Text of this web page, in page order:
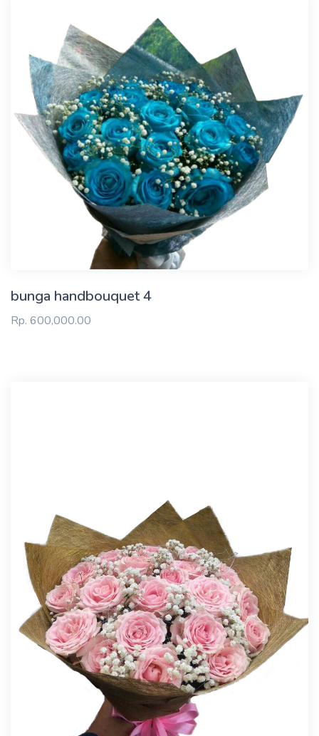
bunga handbouquet 4
Rp. 600,000.00